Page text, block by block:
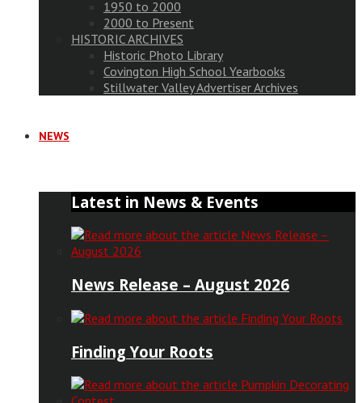
1950 to 2000
2000 to Present
HISTORIC ARCHIVES
Historic Photo Library
Covington High School Yearbooks
Stillwater Valley Advertiser Archives
NEWS
Latest in News & Events
News Release – August 2026
Finding Your Roots